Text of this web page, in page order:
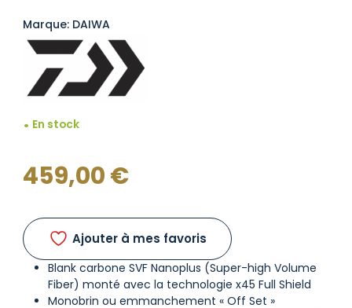
Marque: DAIWA
En stock
459,00€
Ajouter à mes favoris
Blank carbone SVF Nanoplus (Super-high Volume
Fiber) monté avec la technologie x45 Full Shield
Monobrin ou emmanchement « Off Set »